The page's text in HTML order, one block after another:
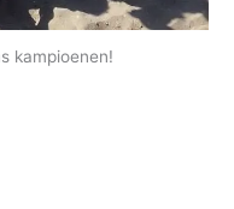
kampioenen!